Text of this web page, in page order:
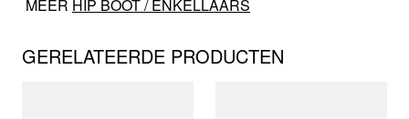
MEER HIP BOOT / ENKELLAARS
GERELATEERDE PRODUCTEN